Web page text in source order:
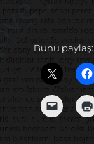
Bunu paylaş: